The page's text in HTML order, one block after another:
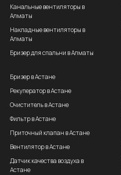
Канальные вентиляторы в
Алматы
Накладные вентиляторы в
Алматы
Бризер для спальни в Алматы
Бризер в Астане
Рекуператор в Астане
Очиститель в Астане
Фильтр в Астане
Приточный клапан в Астане
Вентилятор в Астане
Датчик качества воздуха в
Астане